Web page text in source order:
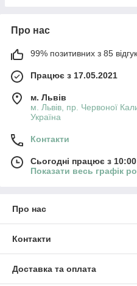
Про нас
99% позитивних з 85
Працює з 17.05.2021
м. Львів
м. Львів, пр. Червоної
Україна
Контакти
Сьогодні працює з
Показати весь графік
Про нас
Контакти
Доставка та оплата